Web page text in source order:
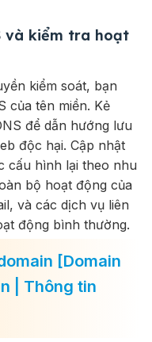
và kiểm tra hoạt
kiểm soát, bạn
của tên miền. Kẻ
để dẫn hướng lưu
độc hại. Cập nhật
cấu hình lại theo nhu
bộ hoạt động của
và các dịch vụ liên
động bình thường.
[Domain
| Thông tin